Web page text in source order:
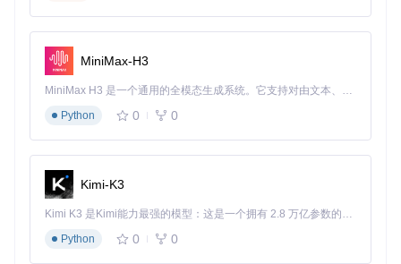
实施路径：从零开始配置状态行
准备阶段：环境检查与依赖安装
开始前请确认系统满足以下条件：
Git 2.30+（用于仓库集成）
ws Terminal）
通过以下命令安装核心依赖：
MiniMax-H3
MiniMax H3 是一个通用的全模态生成系统。它支持对由文本、图像、视频和音频组成的多模态上下文进行统一理解，并能生成分辨率高达 2K、时长可达 15 秒的带原生立体声音频的视频。得益于面向任务泛化的系统设计，H3 在预训练阶段就已具备广泛的多模态上下文理解与生成能力，能够出色地执行复杂的多模态指令。
Python
0 0
Kimi-K3
Kimi K3 是Kimi能力最强的模型：这是一个拥有 2.8 万亿参数的混合专家（MoE）模型，具备原生视觉理解能力，并支持 100 万 token 的上下文窗口。
Python
0 0